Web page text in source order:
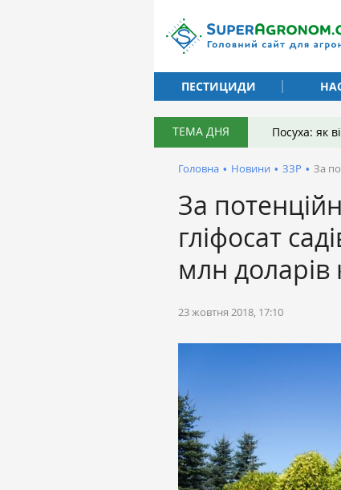
ПЕСТИЦИДИ
ТЕМА ДНЯ Посуха: як
Головна • Новини • ЗЗР • За
За
гліфосат
млн доларів
23 жовтня 2018, 17:10